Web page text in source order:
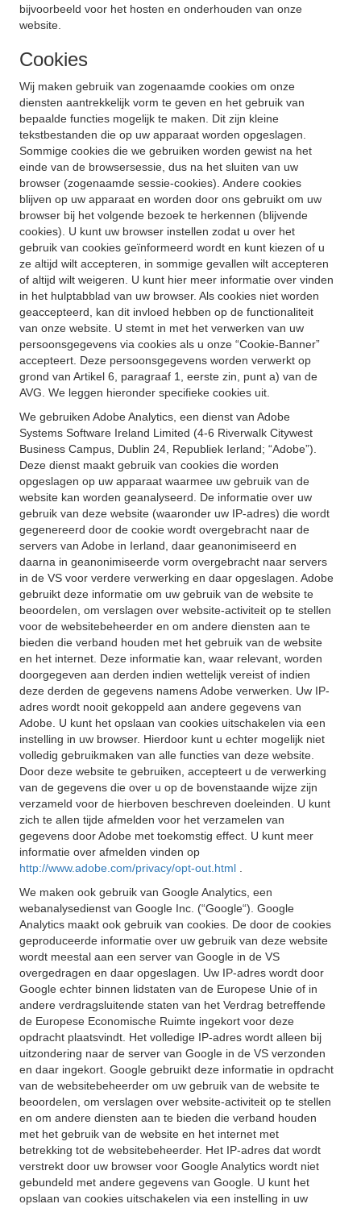
bijvoorbeeld voor het hosten en onderhouden van onze
website.
Cookies
Wij maken gebruik van zogenaamde cookies om onze
diensten aantrekkelijk vorm te geven en het gebruik van
bepaalde functies mogelijk te maken. Dit zijn kleine
tekstbestanden die op uw apparaat worden opgeslagen.
Sommige cookies die we gebruiken worden gewist na het
einde van de browsersessie, dus na het sluiten van uw
browser (zogenaamde sessie-cookies). Andere cookies
blijven op uw apparaat en worden door ons gebruikt om uw
browser bij het volgende bezoek te herkennen (blijvende
cookies). U kunt uw browser instellen zodat u over het
gebruik van cookies geïnformeerd wordt en kunt kiezen of u
ze altijd wilt accepteren, in sommige gevallen wilt accepteren
of altijd wilt weigeren. U kunt hier meer informatie over vinden
in het hulptabblad van uw browser. Als cookies niet worden
geaccepteerd, kan dit invloed hebben op de functionaliteit
van onze website. U stemt in met het verwerken van uw
persoonsgegevens via cookies als u onze “Cookie-Banner”
accepteert. Deze persoonsgegevens worden verwerkt op
grond van Artikel 6, paragraaf 1, eerste zin, punt a) van de
AVG. We leggen hieronder specifieke cookies uit.
We gebruiken Adobe Analytics, een dienst van Adobe
Systems Software Ireland Limited (4-6 Riverwalk Citywest
Business Campus, Dublin 24, Republiek Ierland; “Adobe”).
Deze dienst maakt gebruik van cookies die worden
opgeslagen op uw apparaat waarmee uw gebruik van de
website kan worden geanalyseerd. De informatie over uw
gebruik van deze website (waaronder uw IP-adres) die wordt
gegenereerd door de cookie wordt overgebracht naar de
servers van Adobe in Ierland, daar geanonimiseerd en
daarna in geanonimiseerde vorm overgebracht naar servers
in de VS voor verdere verwerking en daar opgeslagen. Adobe
gebruikt deze informatie om uw gebruik van de website te
beoordelen, om verslagen over website-activiteit op te stellen
voor de websitebeheerder en om andere diensten aan te
bieden die verband houden met het gebruik van de website
en het internet. Deze informatie kan, waar relevant, worden
doorgegeven aan derden indien wettelijk vereist of indien
deze derden de gegevens namens Adobe verwerken. Uw IP-
adres wordt nooit gekoppeld aan andere gegevens van
Adobe. U kunt het opslaan van cookies uitschakelen via een
instelling in uw browser. Hierdoor kunt u echter mogelijk niet
volledig gebruikmaken van alle functies van deze website.
Door deze website te gebruiken, accepteert u de verwerking
van de gegevens die over u op de bovenstaande wijze zijn
verzameld voor de hierboven beschreven doeleinden. U kunt
zich te allen tijde afmelden voor het verzamelen van
gegevens door Adobe met toekomstig effect. U kunt meer
informatie over afmelden vinden op
http://www.adobe.com/privacy/opt-out.html
We maken ook gebruik van Google Analytics, een
webanalysedienst van Google Inc. (“Google“). Google
Analytics maakt ook gebruik van cookies. De door de cookies
geproduceerde informatie over uw gebruik van deze website
wordt meestal aan een server van Google in de VS
overgedragen en daar opgeslagen. Uw IP-adres wordt door
Google echter binnen lidstaten van de Europese Unie of in
andere verdragsluitende staten van het Verdrag betreffende
de Europese Economische Ruimte ingekort voor deze
opdracht plaatsvindt. Het volledige IP-adres wordt alleen bij
uitzondering naar de server van Google in de VS verzonden
en daar ingekort. Google gebruikt deze informatie in opdracht
van de websitebeheerder om uw gebruik van de website te
beoordelen, om verslagen over website-activiteit op te stellen
en om andere diensten aan te bieden die verband houden
met het gebruik van de website en het internet met
betrekking tot de websitebeheerder. Het IP-adres dat wordt
verstrekt door uw browser voor Google Analytics wordt niet
gebundeld met andere gegevens van Google. U kunt het
opslaan van cookies uitschakelen via een instelling in uw